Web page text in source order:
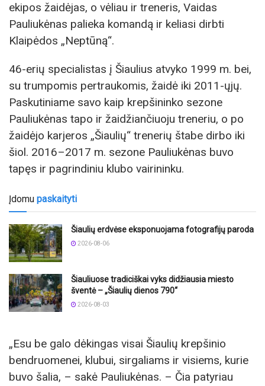
ekipos žaidėjas, o vėliau ir treneris, Vaidas
Pauliukėnas palieka komandą ir keliasi dirbti
Klaipėdos „Neptūną“.
46-erių specialistas į Šiaulius atvyko 1999 m. bei,
su trumpomis pertraukomis, žaidė iki 2011-ųjų.
Paskutiniame savo kaip krepšininko sezone
Pauliukėnas tapo ir žaidžiančiuoju treneriu, o po
žaidėjo karjeros „Šiaulių“ trenerių štabe dirbo iki
šiol. 2016–2017 m. sezone Pauliukėnas buvo
tapęs ir pagrindiniu klubo vairininku.
Įdomu paskaityti
Šiaulių erdvėse eksponuojama fotografijų paroda
2026-08-06
Šiauliuose tradiciškai vyks didžiausia miesto
šventė – „Šiaulių dienos 790“
2026-08-03
„Esu be galo dėkingas visai Šiaulių krepšinio
bendruomenei, klubui, sirgaliams ir visiems, kurie
buvo šalia, – sakė Pauliukėnas. – Čia patyriau